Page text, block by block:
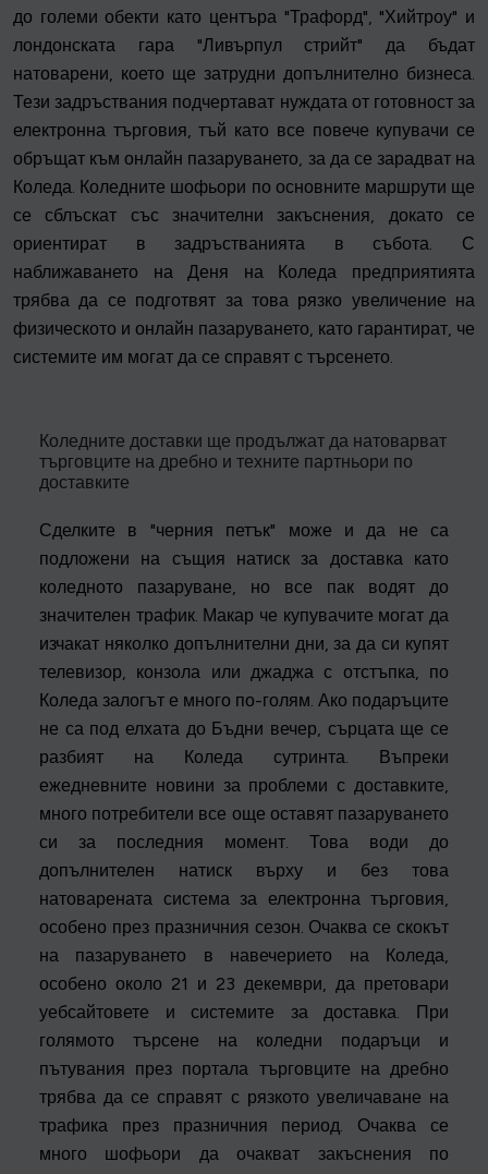
до големи обекти като центъра "Трафорд", "Хийтроу" и
лондонската гара "Ливърпул стрийт" да бъдат
натоварени, което ще затрудни допълнително бизнеса.
Тези задръствания подчертават нуждата от готовност за
електронна търговия, тъй като все повече купувачи се
обръщат към онлайн пазаруването, за да се зарадват на
Коледа. Коледните шофьори по основните маршрути ще
се сблъскат със значителни закъснения, докато се
ориентират в задръстванията в събота. С
наближаването на Деня на Коледа предприятията
трябва да се подготвят за това рязко увеличение на
физическото и онлайн пазаруването, като гарантират, че
системите им могат да се справят с търсенето.
Коледните доставки ще продължат да натоварват
търговците на дребно и техните партньори по
доставките
Сделките в "черния петък" може и да не са
подложени на същия натиск за доставка като
коледното пазаруване, но все пак водят до
значителен трафик. Макар че купувачите могат да
изчакат няколко допълнителни дни, за да си купят
телевизор, конзола или джаджа с отстъпка, по
Коледа залогът е много по-голям. Ако подаръците
не са под елхата до Бъдни вечер, сърцата ще се
разбият на Коледа сутринта. Въпреки
ежедневните новини за проблеми с доставките,
много потребители все още оставят пазаруването
си за последния момент. Това води до
допълнителен натиск върху и без това
натоварената система за електронна търговия,
особено през празничния сезон. Очаква се скокът
на пазаруването в навечерието на Коледа,
особено около 21 и 23 декември, да претовари
уебсайтовете и системите за доставка. При
голямото търсене на коледни подаръци и
пътувания през портала търговците на дребно
трябва да се справят с рязкото увеличаване на
трафика през празничния период. Очаква се
много шофьори да очакват закъснения по